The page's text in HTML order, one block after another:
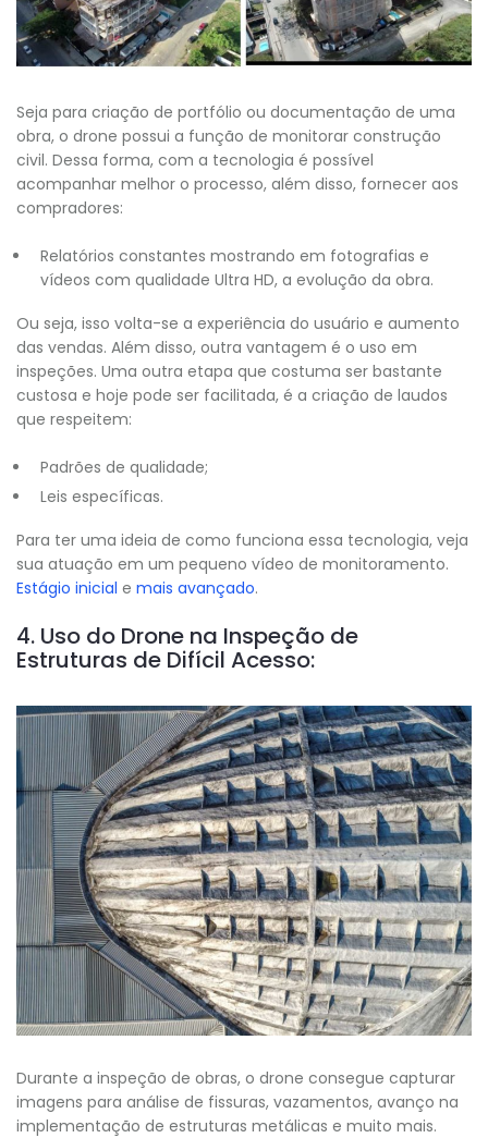
Seja para criação de portfólio ou documentação de uma
obra, o drone possui a função de monitorar construção
civil. Dessa forma, com a tecnologia é possível
acompanhar melhor o processo, além disso, fornecer aos
compradores:
Relatórios constantes mostrando em fotografias e
vídeos com qualidade Ultra HD, a evolução da obra.
Ou seja, isso volta-se a experiência do usuário e aumento
das vendas. Além disso, outra vantagem é o uso em
inspeções. Uma outra etapa que costuma ser bastante
custosa e hoje pode ser facilitada, é a criação de laudos
que respeitem:
Padrões de qualidade;
Leis específicas.
Para ter uma ideia de como funciona essa tecnologia, veja
sua atuação em um pequeno vídeo de monitoramento.
Estágio inicial e mais avançado.
4. Uso do Drone na Inspeção de
Estruturas de Difícil Acesso:
Durante a inspeção de obras, o drone consegue capturar
imagens para análise de fissuras, vazamentos, avanço na
implementação de estruturas metálicas e muito mais.